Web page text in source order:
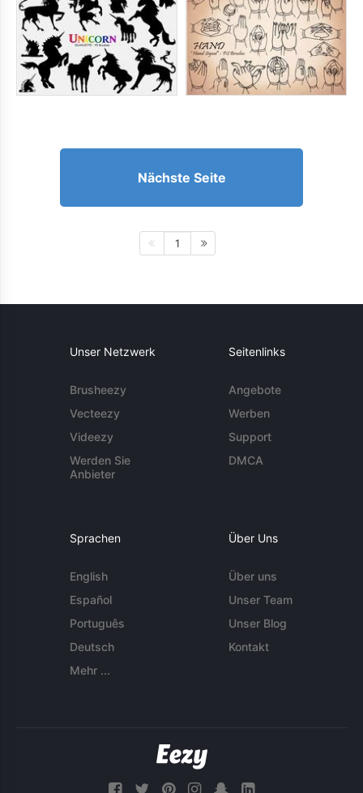
Nächste Seite
1
Unser Netzwerk
Brusheezy
Vecteezy
Videezy
Werden Sie
Anbieter
Seitenlinks
Angebote
Werben
Support
DMCA
Sprachen
English
Español
Português
Deutsch
Mehr ...
Über Uns
Über uns
Unser Team
Unser Blog
Kontakt